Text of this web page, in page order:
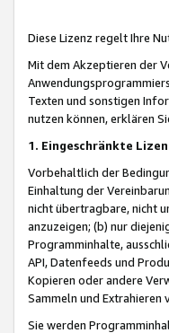
Diese Lizenz regelt Ihre
Mit dem Akzeptieren der
Texten und sonstigen
nutzen können, erklären
1. Eingeschränkte
Vorbehaltlich der
Einhaltung der
nicht übertragbare, nicht
anzuzeigen; (b) nur
Programminhalte,
API, Datenfeeds und
Kopieren oder andere
Sammeln und Extrahieren
Sie werden